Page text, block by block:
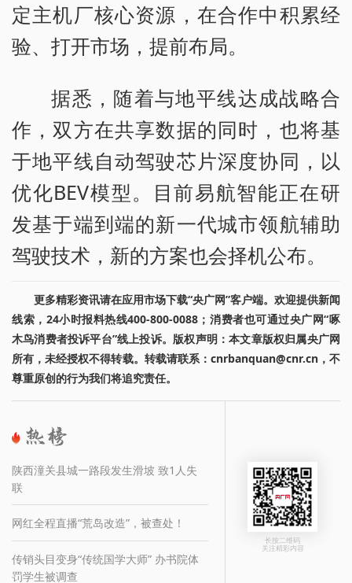
定主机厂核心资源，在合作中积累经
验、打开市场，提前布局。
据悉，随着与地平线达成战略合
作，双方在共享数据的同时，也将基
于地平线自动驾驶芯片深度协同，以
优化BEV模型。目前易航智能正在研
发基于端到端的新一代城市领航辅助
驾驶技术，新的方案也会择机公布。
更多精彩资讯请在应用市场下载“央广网”客户端。欢迎提供新闻
线索，24小时报料热线400-800-0088；消费者也可通过央广网“啄
木鸟消费者投诉平台”线上投诉。版权声明：本文章版权归属央广网
所有，未经授权不得转载。转载请联系：cnrbanquan@cnr.cn，不
尊重原创的行为我们将追究责任。
陕西潼关县城一路段发生滑坡 致1人失
联
网红全程直播“荒岛改造”，被查处！
传销头目变身“传统国学大师” 办书院体
罚学生被调查
长按二维码
关注精彩内容